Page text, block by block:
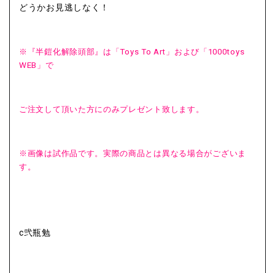
どうかお見逃しなく！
※『半鎧化解除頭部』は「Toys To Art」および「1000toys
WEB」で
ご注文して頂いた方にのみプレゼント致します。
※画像は試作品です。実際の商品とは異なる場合がございま
す。
c弐瓶勉